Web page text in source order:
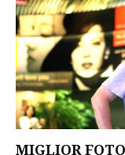
MIGLIOR